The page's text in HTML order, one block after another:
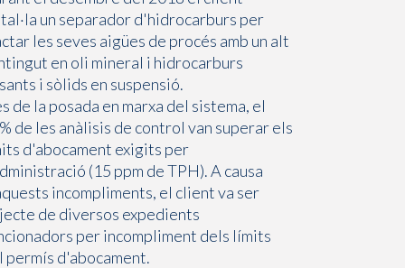
un separador d'hidrocarburs per
les seves aigües de procés amb un alt
en oli mineral i hidrocarburs
i sòlids en suspensió.
de la posada en marxa del sistema, el
de les anàlisis de control van superar els
d'abocament exigits per
(15 ppm de TPH). A causa
incompliments, el client va ser
de diversos expedients
per incompliment dels límits
permís d'abocament.